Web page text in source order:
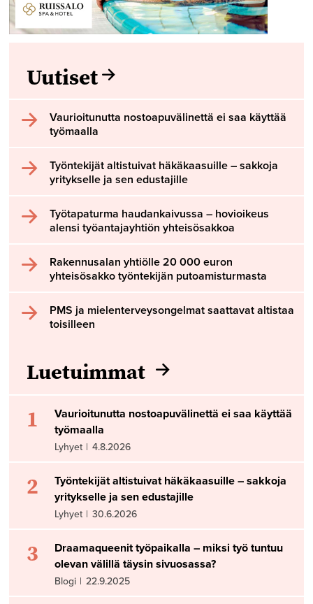
Uutiset
Vaurioitunutta nostoapuvälinettä ei saa käyttää
työmaalla
Työntekijät altistuivat häkäkaasuille – sakkoja
yritykselle ja sen edustajille
Työtapaturma haudankaivussa – hovioikeus
alensi työantajayhtiön yhteisösakkoa
Rakennusalan yhtiölle 20 000 euron
yhteisösakko työntekijän putoamisturmasta
PMS ja mielenterveysongelmat saattavat altistaa
toisilleen
Luetuimmat
1
Vaurioitunutta nostoapuvälinettä ei saa käyttää
työmaalla
Lyhyet | 4.8.2026
2
Työntekijät altistuivat häkäkaasuille – sakkoja
yritykselle ja sen edustajille
Lyhyet | 30.6.2026
3
Draamaqueenit työpaikalla – miksi työ tuntuu
olevan välillä täysin sivuosassa?
Blogi | 22.9.2025